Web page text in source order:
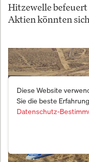
Hitzewelle
Aktien könnten
Diese Website
Sie die beste
Datenschutz-